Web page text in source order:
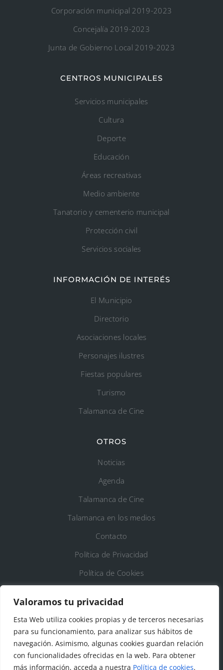
Valoramos tu privacidad
Esta Web utiliza cookies propias y de terceros necesarias
para su funcionamiento, para analizar sus hábitos de
navegación. Asimismo, algunas cookies guardan relación
con funcionalidades ofrecidas en la web. Para obtener
más información, acceda a nuestra Política de cookies.
Corporación municipal 2019-2023
Concejalía 2019-2023
Junta de Gobierno Local 2019-2023
CENTROS MUNICIPALES
Servicios municipales
Cultura
Deporte
Educación
Áreas recreativas
Medio ambiente
Tanatorio y cementerio municipal
Protección civil
Servicios sociales
INFORMACIÓN DE INTERÉS
El Municipio
Directorio
Asociaciones locales
Personajes ilustres
Fiestas populares
Turismo
Talamanca de Cine
OTROS
Noticias
Agenda
Talamanca de Cine
Talamanca en los medios
Contacto
Política de Privacidad
Política de Cookies
DATOS DE CONTACTO
Ayto. de Talamanca de Jarama
C/Fuente del Arca, 19 28160 Talamanca de